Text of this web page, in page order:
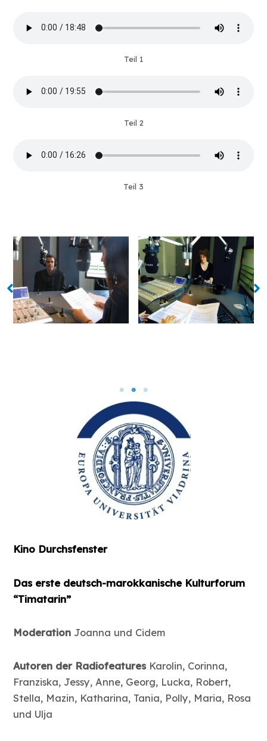
Teil 1
Teil 2
Teil 3
Kino Durchsfenster
Das erste deutsch-marokkanische Kulturforum
“Timatarin”
Moderation Joanna und Cidem
Autoren der Radiofeatures Karolin, Corinna,
Franziska, Jessy, Anne, Georg, Lucka, Robert,
Stella, Mazin, Katharina, Tania, Polly, Maria, Rosa
und Ulja